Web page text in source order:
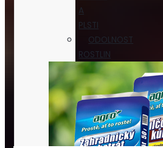
A
PLSTI
ODOLNOST
ROSTLIN